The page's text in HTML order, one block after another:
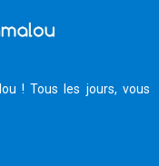
! Tous les jours, vous